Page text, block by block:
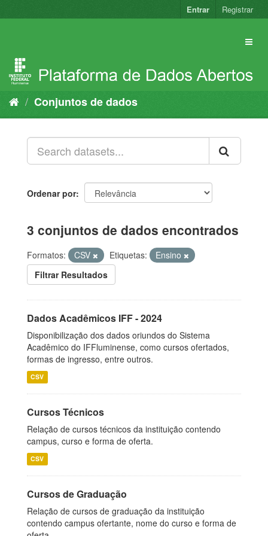
para
Entrar Registrar
Conjuntos de dados
Ordenar por
3 conjuntos de dados encontrados
Formatos: CSV Etiquetas:
Ensino
Filtrar Resultados
Dados Acadêmicos IFF - 2024
Disponibilização dos dados oriundos do Sistema
Acadêmico do IFFluminense, como cursos ofertados,
formas de ingresso, entre outros.
CSV
Cursos Técnicos
Relação de cursos técnicos da instituição contendo
campus, curso e forma de oferta.
CSV
Cursos de Graduação
Relação de cursos de graduação da instituição
contendo campus ofertante, nome do curso e forma de